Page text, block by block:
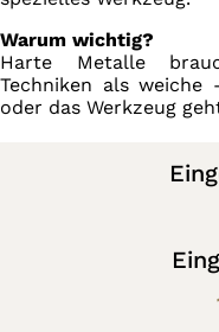
Warum wichtig?
Harte Metalle
Techniken als
oder das Werkzeug